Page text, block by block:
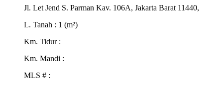
Jl. Let Jend S. Parman Kav. 106A, Jakarta Barat 11440,
L. Tanah : 1 (m²)
Km. Tidur :
Km. Mandi :
MLS # :